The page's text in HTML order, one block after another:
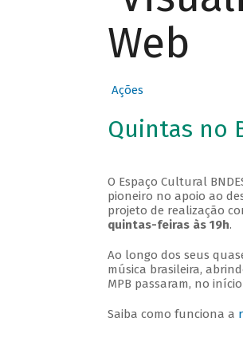
Web
Ações
Quintas no
O Espaço Cultural
pioneiro no apoio ao
projeto de realização
quintas-feiras às 19h.
Ao longo dos seus
música brasileira,
MPB passaram, no
Saiba como funciona a